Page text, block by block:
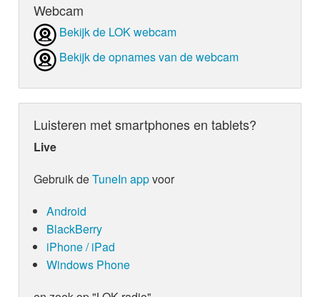
Webcam
Bekijk de LOK webcam
Bekijk de opnames van de webcam
Luisteren met smartphones en tablets?
Live
Gebruik deTuneIn appvoor
Android
BlackBerry
iPhone / iPad
Windows Phone